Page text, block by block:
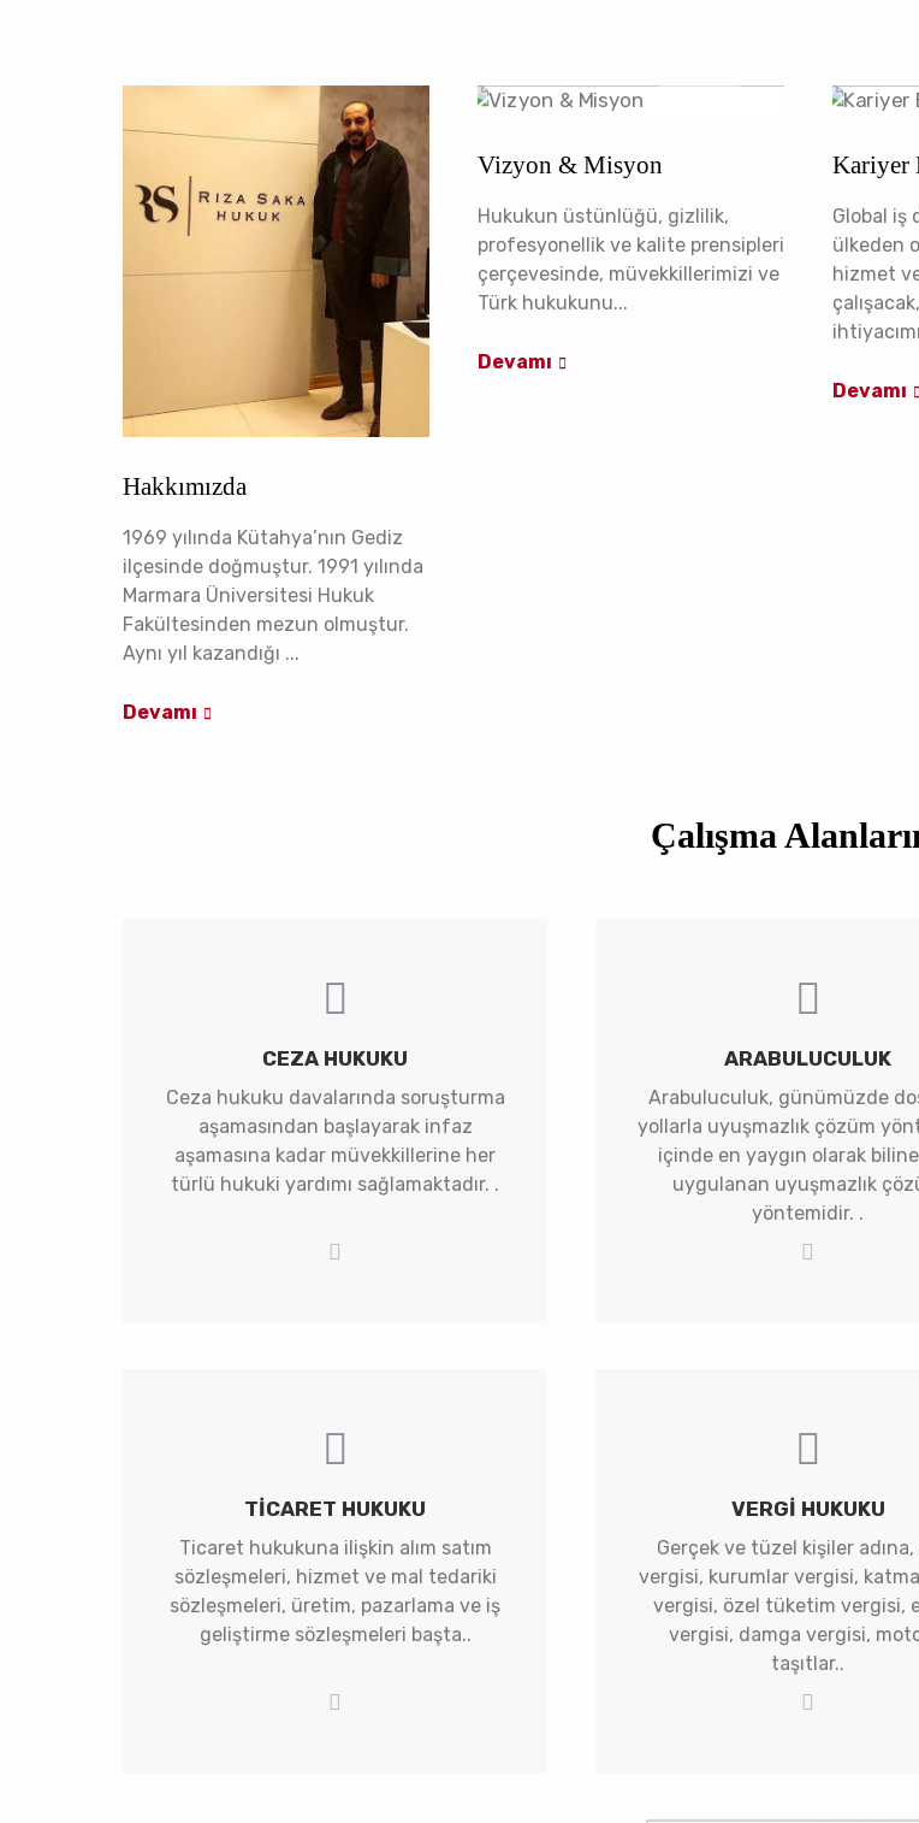
Hakkımızda
1969 yılında Kütahya’nın Gediz
ilçesinde doğmuştur. 1991 yılında
Marmara Üniversitesi Hukuk
Fakültesinden mezun olmuştur.
Aynı yıl kazandığı ...
Devamı
Vizyon & Misyon
Hukukun üstünlüğü, gizlilik,
profesyonellik ve kalite prensipleri
çerçevesinde, müvekkillerimizi ve
Türk hukukunu...
Devamı
Kariyer
Global iş
ülkeden
hizmet
Devamı
Çalışma
CEZA HUKUKU
Ceza hukuku davalarında soruşturma
aşamasından başlayarak infaz
aşamasına kadar müvekkillerine her
türlü hukuki yardımı sağlamaktadır. .
ARABULUCULUK
Arabuluculuk, günümüzde
yollarla uyuşmazlık çözüm
içinde en yaygın olarak
uygulanan uyuşmazlık
yöntemidir. .
TICARET HUKUKU
Ticaret hukukuna ilişkin alım satım
sözleşmeleri, hizmet ve mal tedariki
sözleşmeleri, üretim, pazarlama ve iş
geliştirme sözleşmeleri başta..
VERGI HUKUKU
Gerçek ve tüzel kişiler
vergisi, kurumlar vergisi,
vergisi, özel tüketim vergisi,
vergisi, damga vergisi,
taşıtlar..